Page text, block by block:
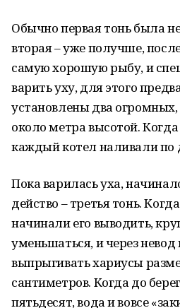
Обычно первая тонь была
вторая – уже получше,
самую хорошую рыбу, и
варить уху, для этого
установлены два огромных,
около метра высотой.
каждый котел наливали по
Пока варилась уха,
действо – третья тонь.
начинали его выводить,
уменьшаться, и через
выпрыгивать хариусы
сантиметров. Когда до
пятьдесят, вода и вовсе